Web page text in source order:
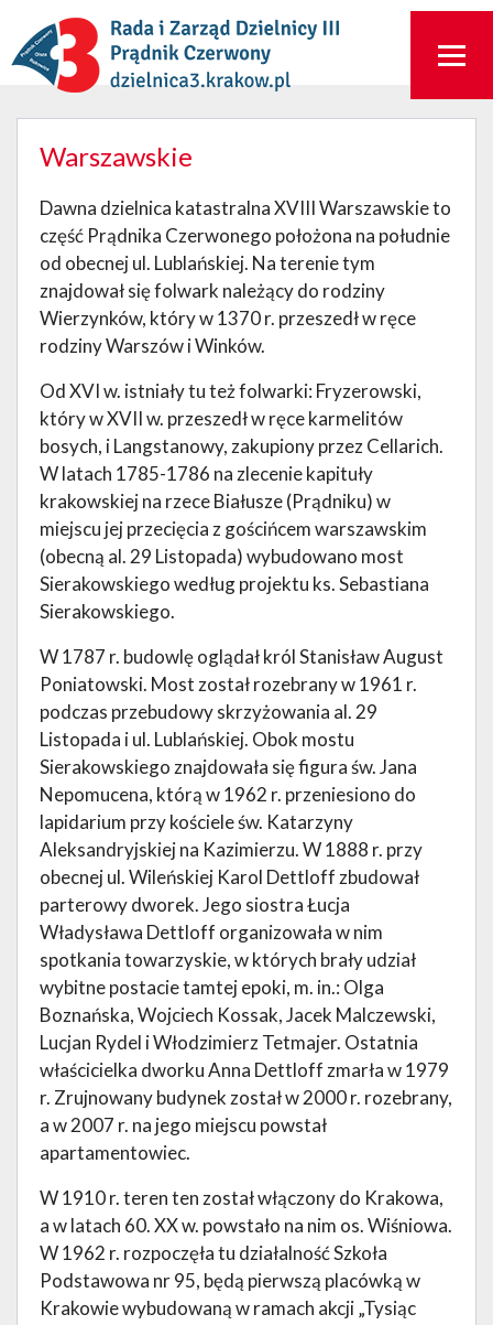
Warszawskie
Dawna dzielnica katastralna XVIII Warszawskie to
część Prądnika Czerwonego położona na południe
od obecnej ul. Lublańskiej. Na terenie tym
znajdował się folwark należący do rodziny
Wierzynków, który w 1370 r. przeszedł w ręce
rodziny Warszów i Winków.
Od XVI w. istniały tu też folwarki: Fryzerowski,
który w XVII w. przeszedł w ręce karmelitów
bosych, i Langstanowy, zakupiony przez Cellarich.
W latach 1785-1786 na zlecenie kapituły
krakowskiej na rzece Białusze (Prądniku) w
miejscu jej przecięcia z gościńcem warszawskim
(obecną al. 29 Listopada) wybudowano most
Sierakowskiego według projektu ks. Sebastiana
Sierakowskiego.
W 1787 r. budowlę oglądał król Stanisław August
Poniatowski. Most został rozebrany w 1961 r.
podczas przebudowy skrzyżowania al. 29
Listopada i ul. Lublańskiej. Obok mostu
Sierakowskiego znajdowała się figura św. Jana
Nepomucena, którą w 1962 r. przeniesiono do
lapidarium przy kościele św. Katarzyny
Aleksandryjskiej na Kazimierzu. W 1888 r. przy
obecnej ul. Wileńskiej Karol Dettloff zbudował
parterowy dworek. Jego siostra Łucja
Władysława Dettloff organizowała w nim
spotkania towarzyskie, w których brały udział
wybitne postacie tamtej epoki, m. in.: Olga
Boznańska, Wojciech Kossak, Jacek Malczewski,
Lucjan Rydel i Włodzimierz Tetmajer. Ostatnia
właścicielka dworku Anna Dettloff zmarła w 1979
r. Zrujnowany budynek został w 2000 r. rozebrany,
a w 2007 r. na jego miejscu powstał
apartamentowiec.
W 1910 r. teren ten został włączony do Krakowa,
a w latach 60. XX w. powstało na nim os. Wiśniowa.
W 1962 r. rozpoczęła tu działalność Szkoła
Podstawowa nr 95, będą pierwszą placówką w
Krakowie wybudowaną w ramach akcji „Tysiąc